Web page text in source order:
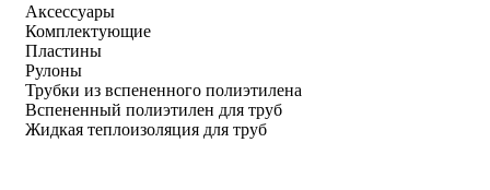
Аксессуары
Комплектующие
Пластины
Рулоны
Трубки из вспененного полиэтилена
Вспененный полиэтилен для труб
Жидкая теплоизоляция для труб